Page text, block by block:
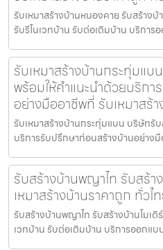
รับเหมาสร้างบ้านหนองคาย รับสร้างบ้
รับรีโนเวทบ้าน รับต่อเติมบ้าน บริการ
รับเหมาสร้างบ้านกระทุ่มแ
พร้อมให้คำแนะนำด้วยบริก
อย่างมืออาชีพที่ รับเหมาสร้
รับเหมาสร้างบ้านกระทุ่มแบน บริษัทรั
บริการรับปรึกษาก่อนสร้างบ้านอย่าง
รับสร้างบ้านพญาไท รับสร้
เหมาสร้างบ้านราคาถูก ทั่วไ
รับสร้างบ้านพญาไท รับสร้างบ้านโมเดิ
เวทบ้าน รับต่อเติมบ้าน บริการออกแ